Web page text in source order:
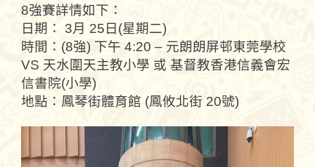
8強賽詳情如下：
日期： 3月 25日(星期二)
時間：(8強) 下午 4:20 – 元朗朗屏邨東莞學校
VS 天水圍天主教小學 或 基督教香港信義會宏
信書院(小學)
地點：鳳琴街體育館 (鳳攸北街 20號)